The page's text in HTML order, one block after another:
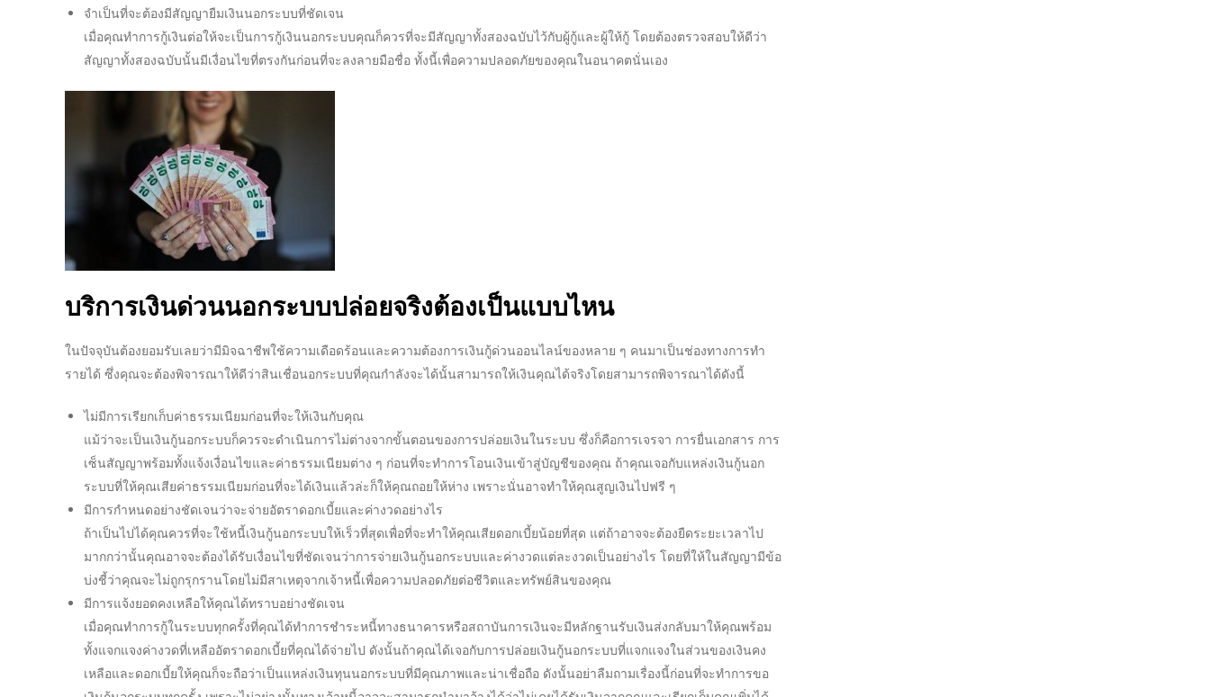
จำเป็นที่จะต้องมีสัญญายืมเงินนอกระบบที่ชัดเจน
เมื่อคุณทำการกู้เงินต่อให้จะเป็นการกู้เงินนอกระบบคุณก็ควรที่จะมีสัญญาทั้งสองฉบับไว้กับผู้กู้และผู้ให้กู้ โดยต้องตรวจสอบให้ดีว่า
สัญญาทั้งสองฉบับนั้นมีเงื่อนไขที่ตรงกันก่อนที่จะลงลายมือชื่อ ทั้งนี้เพื่อความปลอดภัยของคุณในอนาคตนั่นเอง
บริการเงินด่วนนอกระบบปล่อยจริงต้องเป็นแบบไหน
ในปัจจุบันต้องยอมรับเลยว่ามีมิจฉาชีพใช้ความเดือดร้อนและความต้องการเงินกู้ด่วนออนไลน์ของหลาย ๆ คนมาเป็นช่องทางการทำ
รายได้ ซึ่งคุณจะต้องพิจารณาให้ดีว่าสินเชื่อนอกระบบที่คุณกำลังจะได้นั้นสามารถให้เงินคุณได้จริงโดยสามารถพิจารณาได้ดังนี้
ไม่มีการเรียกเก็บค่าธรรมเนียมก่อนที่จะให้เงินกับคุณ
แม้ว่าจะเป็นเงินกู้นอกระบบก็ควรจะดำเนินการไม่ต่างจากขั้นตอนของการปล่อยเงินในระบบ ซึ่งก็คือการเจรจา การยื่นเอกสาร การ
เซ็นสัญญาพร้อมทั้งแจ้งเงื่อนไขและค่าธรรมเนียมต่าง ๆ ก่อนที่จะทำการโอนเงินเข้าสู่บัญชีของคุณ ถ้าคุณเจอกับแหล่งเงินกู้นอก
ระบบที่ให้คุณเสียค่าธรรมเนียมก่อนที่จะได้เงินแล้วล่ะก็ให้คุณถอยให้ห่าง เพราะนั่นอาจทำให้คุณสูญเงินไปฟรี ๆ
มีการกำหนดอย่างชัดเจนว่าจะจ่ายอัตราดอกเบี้ยและค่างวดอย่างไร
ถ้าเป็นไปได้คุณควรที่จะใช้หนี้เงินกู้นอกระบบให้เร็วที่สุดเพื่อที่จะทำให้คุณเสียดอกเบี้ยน้อยที่สุด แต่ถ้าอาจจะต้องยืดระยะเวลาไป
มากกว่านั้นคุณอาจจะต้องได้รับเงื่อนไขที่ชัดเจนว่าการจ่ายเงินกู้นอกระบบและค่างวดแต่ละงวดเป็นอย่างไร โดยที่ให้ในสัญญามีข้อ
บ่งชี้ว่าคุณจะไม่ถูกรุกรานโดยไม่มีสาเหตุจากเจ้าหนี้เพื่อความปลอดภัยต่อชีวิตและทรัพย์สินของคุณ
มีการแจ้งยอดคงเหลือให้คุณได้ทราบอย่างชัดเจน
เมื่อคุณทำการกู้ในระบบทุกครั้งที่คุณได้ทำการชำระหนี้ทางธนาคารหรือสถาบันการเงินจะมีหลักฐานรับเงินส่งกลับมาให้คุณพร้อม
ทั้งแจกแจงค่างวดที่เหลืออัตราดอกเบี้ยที่คุณได้จ่ายไป ดังนั้นถ้าคุณได้เจอกับการปล่อยเงินกู้นอกระบบที่แจกแจงในส่วนของเงินคง
เหลือและดอกเบี้ยให้คุณก็จะถือว่าเป็นแหล่งเงินทุนนอกระบบที่มีคุณภาพและน่าเชื่อถือ ดังนั้นอย่าลืมถามเรื่องนี้ก่อนที่จะทำการขอ